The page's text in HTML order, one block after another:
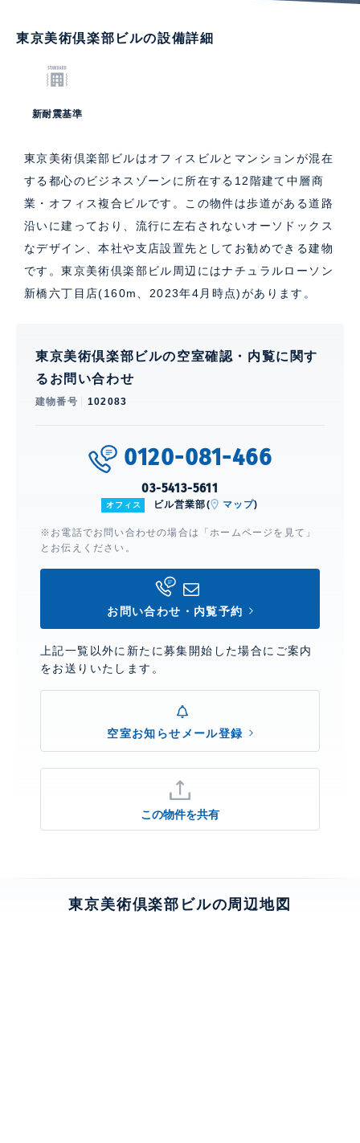
東京美術倶楽部ビルの設備詳細
新耐震基準
東京美術倶楽部ビルはオフィスビルとマンションが混在
する都心のビジネスゾーンに所在する12階建て中層商
業・オフィス複合ビルです。この物件は歩道がある道路
沿いに建っており、流行に左右されないオーソドックス
なデザイン、本社や支店設置先としてお勧めできる建物
です。東京美術倶楽部ビル周辺にはナチュラルローソン
新橋六丁目店(160m、2023年4月時点)があります。
東京美術倶楽部ビルの空室確認・内覧に関す
るお問い合わせ
建物番号 102083
0120-081-466
03-5413-5611
オフィス ビル営業部( マップ)
※お電話でお問い合わせの場合は「ホームページを見て」
とお伝えください。
お問い合わせ・内覧予約
上記一覧以外に新たに募集開始した場合にご案内
をお送りいたします。
空室お知らせメール登録
この物件を共有
東京美術倶楽部ビルの周辺地図